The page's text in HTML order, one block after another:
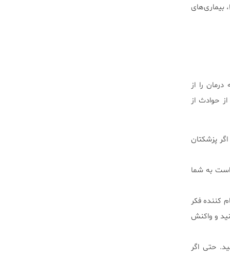
بیماری‌های
را از
حوادث از
پزشکتان
است به شما
کننده فکر
و واکنش
حتی اگر